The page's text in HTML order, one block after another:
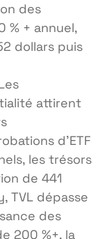
des
% + annuel,
dollars puis
attirent
d’ETF
les trésors
de 441
TVL dépasse
des
200 %+, la